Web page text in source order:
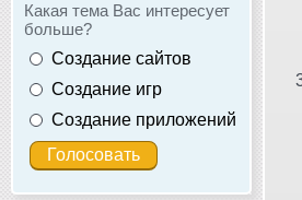
Какая тема Вас интересует
больше?
Создание сайтов
Создание игр
Создание приложений